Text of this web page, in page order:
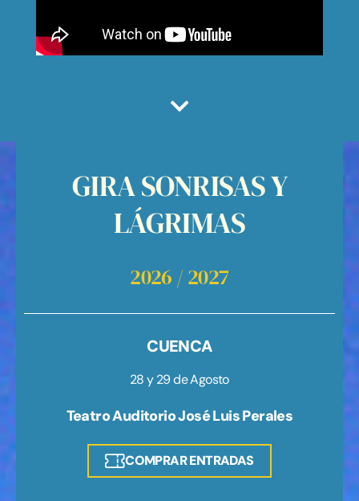
GIRA SONRISAS Y
LÁGRIMAS
2026 / 2027
CUENCA
28 y 29 de Agosto
Teatro Auditorio José Luis Perales
COMPRAR ENTRADAS